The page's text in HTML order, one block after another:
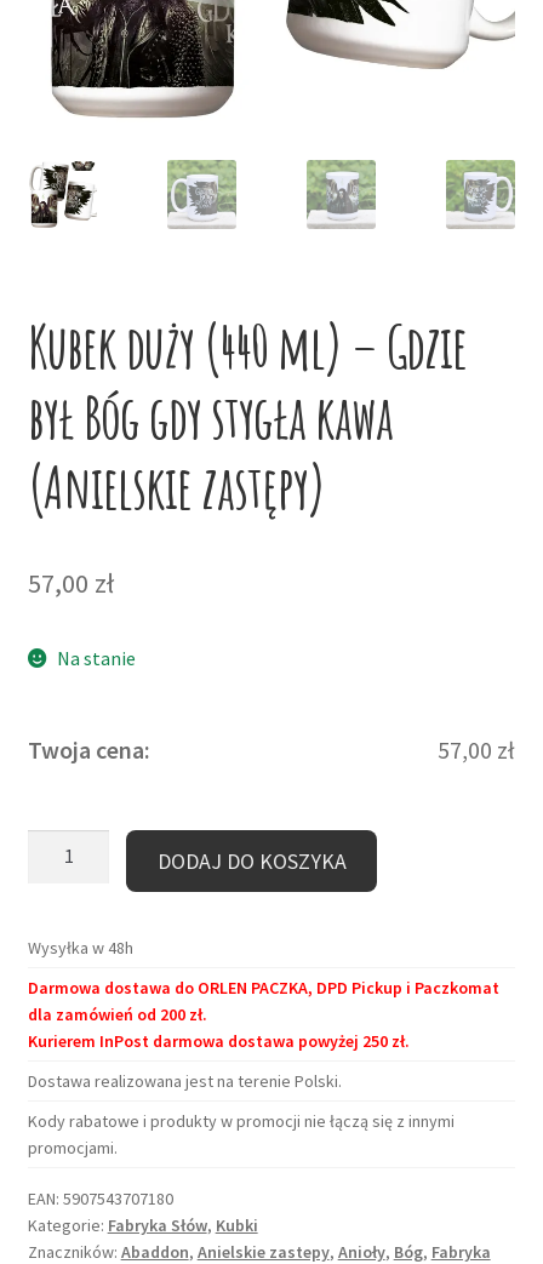
Niskie ceny
Konto
Kubek duży (440 ml) – Gdzie
był Bóg gdy stygła kawa
(Anielskie zastępy)
57,00 zł
Na stanie
Twoja cena: 57,00 zł
ml)
-
Gdzie
był
Bóg
gdy
stygła
(Anielskie
zastępy)
DODAJ DO KOSZYKA
Wysyłka w 48h
Darmowa dostawa do ORLEN PACZKA, DPD Pickup i Paczkomat
dla zamówień od 200 zł.
Kurierem InPost darmowa dostawa powyżej 250 zł.
Dostawa realizowana jest na terenie Polski.
Kody rabatowe i produkty w promocji nie łączą się z innymi
promocjami.
EAN: 5907543707180
Kategorie: Fabryka Słów, Kubki
Znaczników: Abaddon, Anielskie zastepy, Anioły, Bóg, Fabryka